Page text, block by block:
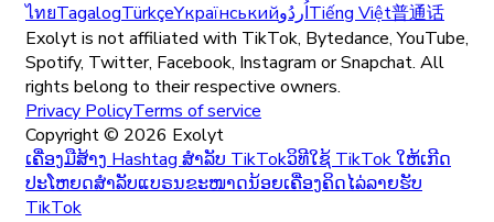
ไทยTagalogTürkçeYкраїнськийاُردُوTiếng Việt普通话
Exolyt is not affiliated with TikTok, Bytedance, YouTube,
Spotify, Twitter, Facebook, Instagram or Snapchat. All
rights belong to their respective owners.
Privacy PolicyTerms of service
Copyright © 2026 Exolyt
ເຄື່ອງມືສ້າງ Hashtag ສໍາລັບ TikTokວິທີໃຊ້ TikTok ໃຫ້ເກີດ
ປະໂຫຍດສຳລັບແບຣນຂະໜາດນ້ອຍເຄື່ອງຄິດໄລ່ລາຍຮັບ
TikTok